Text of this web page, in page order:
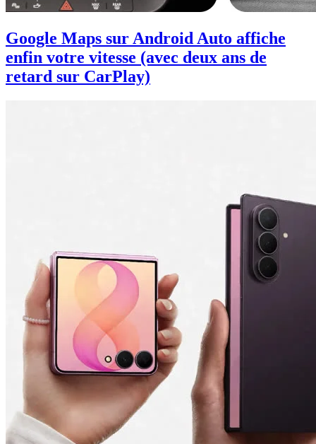
Google Maps sur Android Auto affiche
enfin votre vitesse (avec deux ans de
retard sur CarPlay)